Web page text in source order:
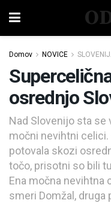
Domov NOVICE
osrednjo
Nad Slovenijo sta se
močni nevihtni
potovala skozi
točo, prisotni so bili
Ena močna nevihtna
smeri Domžal, druga